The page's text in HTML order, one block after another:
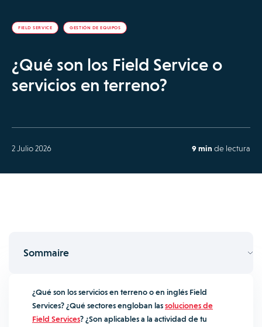
FIELD SERVICE GESTIÓN DE EQUIPOS
¿Qué son los Field Service o
servicios en terreno?
2 Julio 2026 9 min de lectura
Sommaire
¿Qué son los servicios en terreno o en inglés Field
Services? ¿Qué sectores engloban lassoluciones de
Field Services? ¿Son aplicables a la actividad de tu